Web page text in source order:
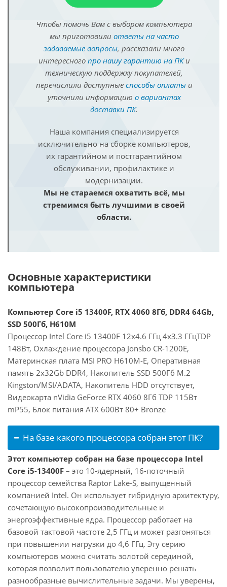
Чтобы помочь Вам с выбором компьютера
мы приготовили ответы на часто
задаваемые вопросы, рассказали много
интересного про нашу гарантию на ПКи
техническую поддержку покупателей,
перечислили доступные способы оплатыи
уточнили информацию о вариантах
доставки ПК.
Наша компания специализируется
исключительно на сборке компьютеров,
их гарантийном и постгарантийном
обслуживании, профилактике и
модернизации.
Мы не стараемся охватить всё, мы
стремимся быть лучшими в своей
области.
Основные характеристики
компьютера
Компьютер Core i5 13400F, RTX 4060 8Гб, DDR4 64Gb,
SSD 500Гб, H610M
Процессор Intel Core i5 13400F 12x4.6 ГГц 4x3.3 ГГцTDP
148Вт, Охлаждение процессора Jonsbo CR-1200E,
Материнская плата MSI PRO H610M-E, Оперативная
память 2x32Gb DDR4, Накопитель SSD 500Гб M.2
Kingston/MSI/ADATA, Накопитель HDD отсутствует,
Видеокарта nVidia GeForce RTX 4060 8Гб TDP 115Вт
mP55, Блок питания ATX 600Вт 80+ Bronze
На базе какого процессора собран этот ПК?
Этот компьютер собран на базе процессора Intel
Core i5-13400F – это 10-ядерный, 16-поточный
процессор семейства Raptor Lake-S, выпущенный
компанией Intel. Он использует гибридную архитектуру,
сочетающую высокопроизводительные и
энергоэффективные ядра. Процессор работает на
базовой тактовой частоте 2,5 ГГц и может разгоняться
при повышении нагрузки до 4,6 ГГц. Эту серию
компьютеров можно считать золотой серединой,
которая позволит пользователю уверенно решать
разнообразные вычислительные задачи. Мы уверены,